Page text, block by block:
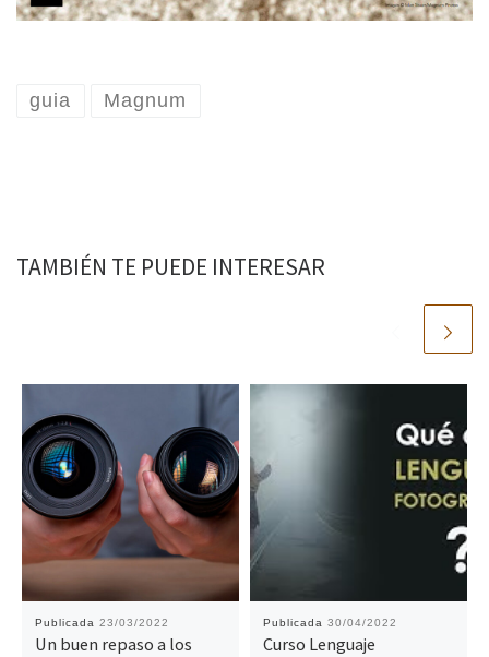
guia Magnum
TAMBIÉN TE PUEDE INTERESAR
Publicada 23/03/2022
Un buen repaso a los
Publicada 30/04/2022
Curso Lenguaje